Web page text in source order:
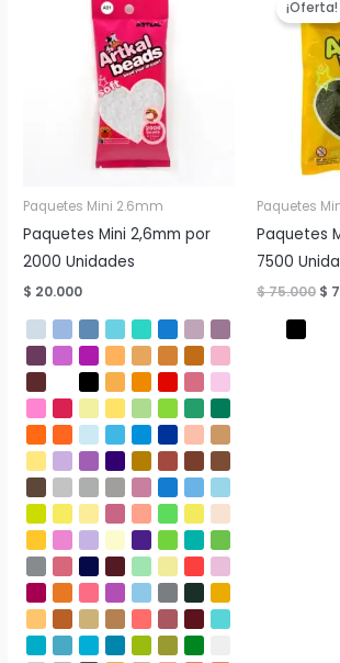
Paquetes Mini 2.6mm
Paquetes Mini 2,6mm por
2000 Unidades
$ 20.000
¡Oferta!
Paquetes
Paquetes
7500
$75.000 El
$